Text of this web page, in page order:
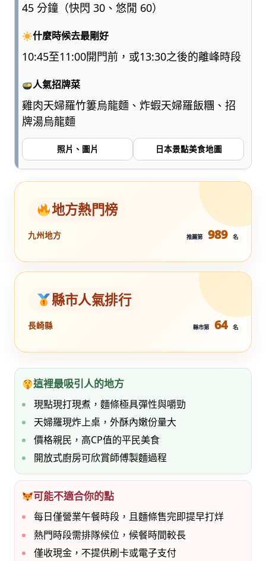
45 分鐘（快閃 30、悠閒 60）
什麼時候去最剛好
10:45至11:00開門前，或13:30之後的離峰時段
人氣招牌菜
雞肉天婦羅竹簍烏龍麵、炸蝦天婦羅飯糰、招
牌湯烏龍麵
照片、圖片 日本景點美食地圖
地方熱門榜
九州地方 推薦第 989 名
縣市人氣排行
長崎縣 縣市第 64 名
這裡最吸引人的地方
現點現打現煮，麵條極具彈性與嚼勁
天婦羅現炸上桌，外酥內嫩份量大
價格親民，高CP值的平民美食
開放式廚房可欣賞師傅製麵過程
可能不適合你的點
每日僅營業午餐時段，且麵條售完即提早打烊
熱門時段需排隊候位，候餐時間較長
僅收現金，不提供刷卡或電子支付